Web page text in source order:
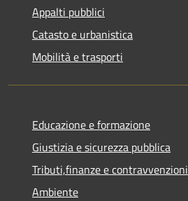
Appalti pubblici
Catasto e urbanistica
Mobilità e trasporti
Educazione e formazione
Giustizia e sicurezza pubblica
Tributi,finanze e contravvenzioni
Ambiente